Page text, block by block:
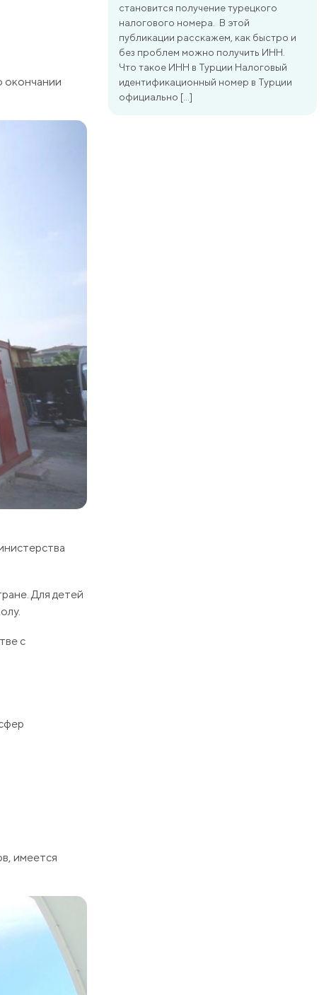
окончании
Для детей
с
имеется
становится получение турецкого
налогового номера. В этой
публикации расскажем, как быстро и
без проблем можно получить ИНН.
Что такое ИНН в Турции Налоговый
идентификационный номер в Турции
официально […]